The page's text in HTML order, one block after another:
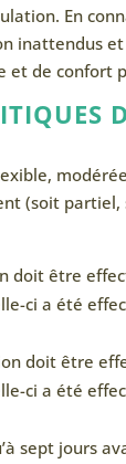
En
inattendus
et de confort
(soit
doit être
ci a été
doit être
ci a été
sept jours